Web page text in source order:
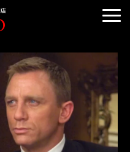
VOICE